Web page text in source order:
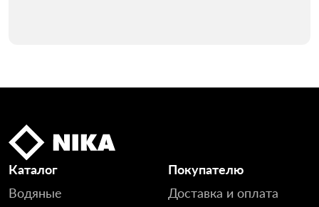
Каталог
Водяные
Покупателю
Доставка и оплата